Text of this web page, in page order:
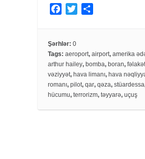
e
b
o
o
t
e
r
e
Şərhlər: 0
Tags: aeroport, airport, amerika
arthur hailey, bomba, boran, fəlakət
vəziyyət, hava limanı, hava
romanı, pilot, qar, qəza, stüardessa
hücumu, terrorizm, təyyarə, uçuş